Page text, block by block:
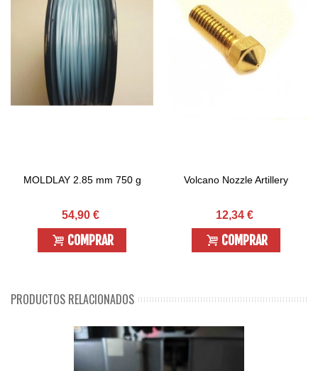
MOLDLAY 2.85 mm 750 g
54,90 €
COMPRAR
Volcano Nozzle Artillery
12,34 €
COMPRAR
PRODUCTOS RELACIONADOS